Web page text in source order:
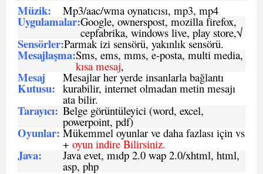
Müzik: Mp3/aac/wma oynatıcısı, mp3, mp4
Uygulamalar:Google, ownerspost, mozilla firefox,
cepfabrika, windows live, play store,√
Sensörler:Parmak izi sensörü, yakınlık sensörü.
Mesajlaşma:Sms, ems, mms, e-posta, multi media,
kısa mesaj,
Mesaj
Kutusu:
Mesajlar her yerde insanlarla bağlantı
kurabilir, internet olmadan metin mesajı
ata bilir.
Tarayıcı: Belge görüntüleyici (word, excel,
powerpoint, pdf)
Oyunlar: Mükemmel oyunlar ve daha fazlası için vs
+ oyun indire Bilirsiniz.
Java: Java evet, mıdp 2.0 wap 2.0/xhtml, html,
asp, php